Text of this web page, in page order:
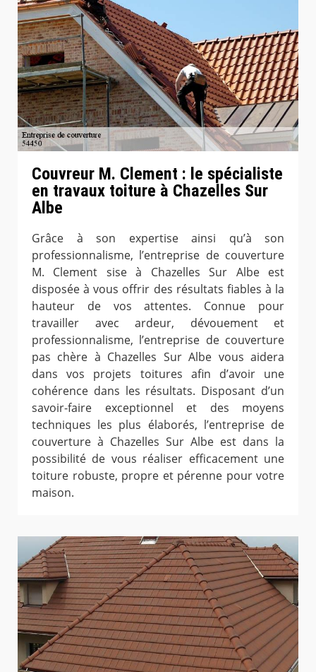
Couvreur M. Clement : le spécialiste
en travaux toiture à Chazelles Sur
Albe
Grâce à son expertise ainsi qu’à son
professionnalisme, l’entreprise de couverture
M. Clement sise à Chazelles Sur Albe est
disposée à vous offrir des résultats fiables à la
hauteur de vos attentes. Connue pour
travailler avec ardeur, dévouement et
professionnalisme, l’entreprise de couverture
pas chère à Chazelles Sur Albe vous aidera
dans vos projets toitures afin d’avoir une
cohérence dans les résultats. Disposant d’un
savoir-faire exceptionnel et des moyens
techniques les plus élaborés, l’entreprise de
couverture à Chazelles Sur Albe est dans la
possibilité de vous réaliser efficacement une
toiture robuste, propre et pérenne pour votre
maison.